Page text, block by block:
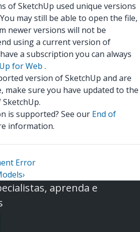
of SketchUp used unique versions
may still be able to open the file,
newer versions will not be
using a current version of
a subscription you can always
for Web .
version of SketchUp and are
make sure you have updated to the
is supported? See our End of
information.
Error
›
aprenda e